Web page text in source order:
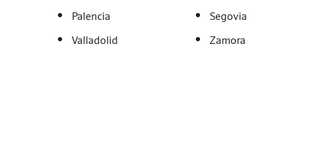
Palencia
Segovia
Valladolid
Zamora